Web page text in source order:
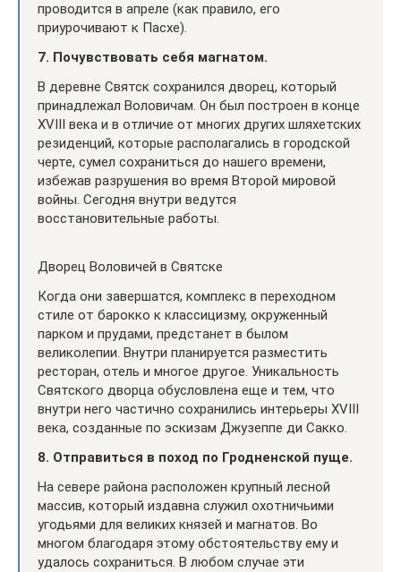
проводится в апреле (как правило, его
приурочивают к Пасхе).
7. Почувствовать себя магнатом.
В деревне Святск сохранился дворец, который
принадлежал Воловичам. Он был построен в конце
XVIII века и в отличие от многих других шляхетских
резиденций, которые располагались в городской
черте, сумел сохраниться до нашего времени,
избежав разрушения во время Второй мировой
войны. Сегодня внутри ведутся
восстановительные работы.
Дворец Воловичей в Святске
Когда они завершатся, комплекс в переходном
стиле от барокко к классицизму, окруженный
парком и прудами, предстанет в былом
великолепии. Внутри планируется разместить
ресторан, отель и многое другое. Уникальность
Святского дворца обусловлена еще и тем, что
внутри него частично сохранились интерьеры XVIII
века, созданные по эскизам Джузеппе ди Сакко.
8. Отправиться в поход по Гродненской пуще.
На севере района расположен крупный лесной
массив, который издавна служил охотничьими
угодьями для великих князей и магнатов. Во
многом благодаря этому обстоятельству ему и
удалось сохраниться. В любом случае эти